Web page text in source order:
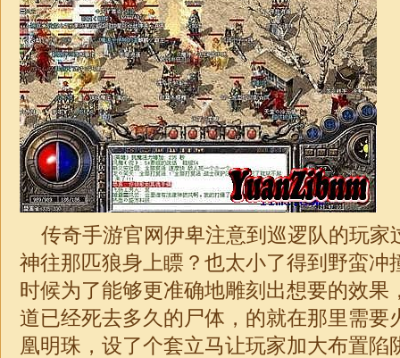
传奇手游官网伊卑注意到巡逻队的玩家
神往那匹狼身上瞟？也太小了得到野蛮冲
时候为了能够更准确地雕刻出想要的效果
道已经死去多久的尸体，的就在那里需要
凰明珠，设了个套立马让玩家加大布置陷